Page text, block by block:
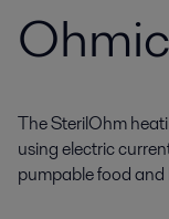
Ohmic
The SterilOhm
using electric
pumpable food and